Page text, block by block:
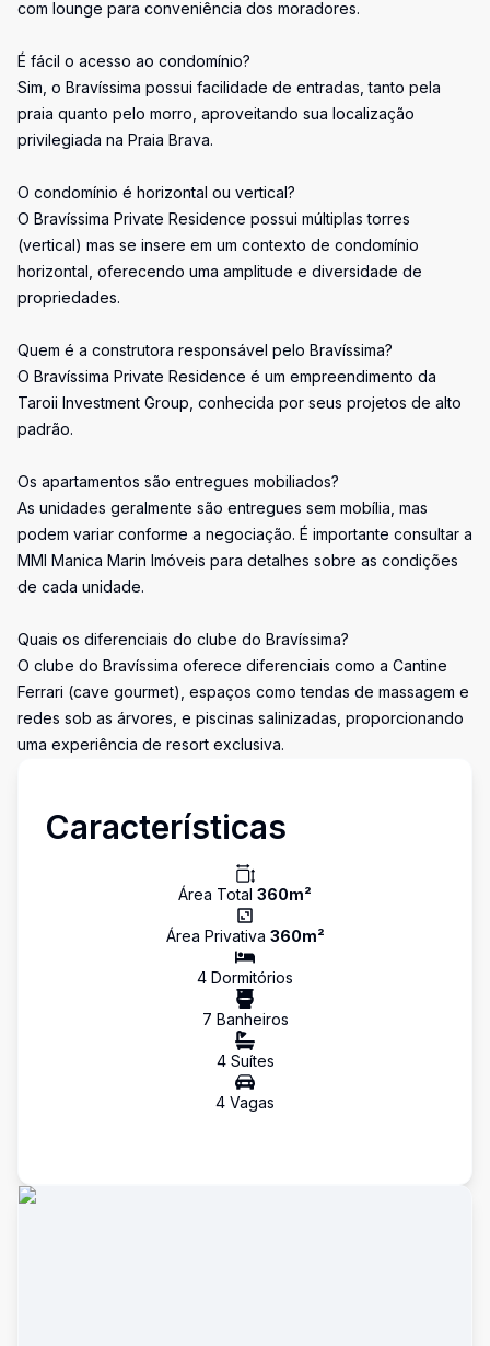
com lounge para conveniência dos moradores.
É fácil o acesso ao condomínio?
Sim, o Bravíssima possui facilidade de entradas, tanto pela
praia quanto pelo morro, aproveitando sua localização
privilegiada na Praia Brava.
O condomínio é horizontal ou vertical?
O Bravíssima Private Residence possui múltiplas torres
(vertical) mas se insere em um contexto de condomínio
horizontal, oferecendo uma amplitude e diversidade de
propriedades.
Quem é a construtora responsável pelo Bravíssima?
O Bravíssima Private Residence é um empreendimento da
Taroii Investment Group, conhecida por seus projetos de alto
padrão.
Os apartamentos são entregues mobiliados?
As unidades geralmente são entregues sem mobília, mas
podem variar conforme a negociação. É importante consultar a
MMI Manica Marin Imóveis para detalhes sobre as condições
de cada unidade.
Quais os diferenciais do clube do Bravíssima?
O clube do Bravíssima oferece diferenciais como a Cantine
Ferrari (cave gourmet), espaços como tendas de massagem e
redes sob as árvores, e piscinas salinizadas, proporcionando
uma experiência de resort exclusiva.
Características
Área Total 360m²
Área Privativa 360m²
4 Dormitórios
7 Banheiros
4Suítes
4 Vagas